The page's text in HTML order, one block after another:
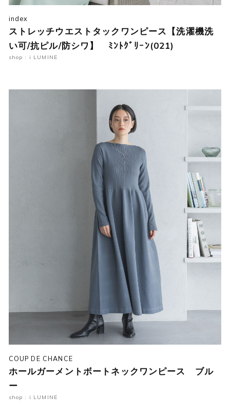
index
ストレッチウエストタックワンピース【洗濯機洗
い可/抗ピル/防シワ】 ﾐﾝﾄｸﾞﾘｰﾝ(021)
shop : i LUMINE
COUP DE CHANCE
ホールガーメントボートネックワンピース ブル
ー
shop : i LUMINE